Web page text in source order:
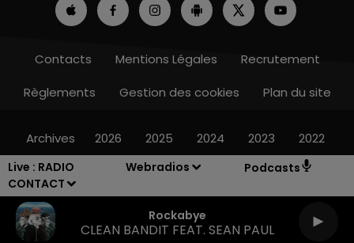
Live : RADIO
CONTACT
Webradios Podcasts
Rockabye
CLEAN BANDIT FEAT. SEAN PAUL
Contacts Mentions Légales
Recrutement
Règlements
Gestion des cookies Plan du site
Archives 2026 2025 2024 2023 2022